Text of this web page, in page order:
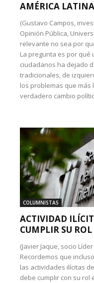
AMÉRICA
(Gustavo Campos,
Opinión Pública,
relevante no sea por
La pregunta es por qué
ciudadanos ha dejado
tradicionales, de
los problemas que más
verdadero cambio
COLUMNISTAS
ACTIVIDAD
CUMPLIR SU ROL
(Javier Jaque, socio
Recordemos que
las actividades ilícitas
debe cumplir con su rol